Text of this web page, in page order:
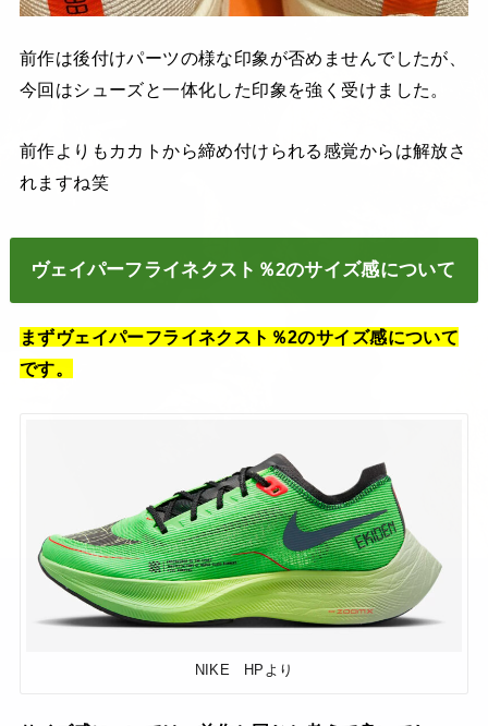
前作は後付けパーツの様な印象が否めませんでしたが、
今回はシューズと一体化した印象を強く受けました。
前作よりもカカトから締め付けられる感覚からは解放さ
れますね笑
ヴェイパーフライネクスト％2のサイズ感について
まずヴェイパーフライネクスト％2のサイズ感について
です。
NIKE HPより